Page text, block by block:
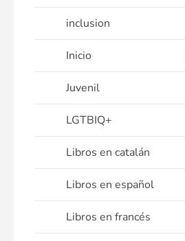
inclusion
Inicio
Juvenil
LGTBIQ+
Libros en catalán
Libros en español
Libros en francés